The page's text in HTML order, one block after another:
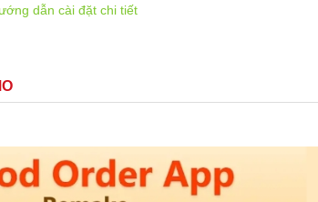
dẫn cài đặt chi tiết